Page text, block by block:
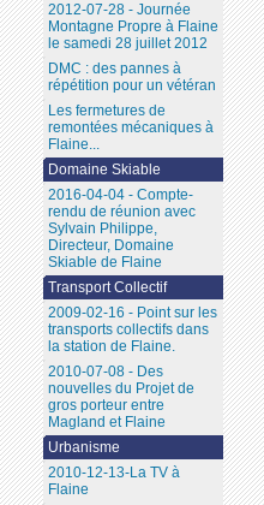
2012-07-28 - Journée
Montagne Propre à Flaine
le samedi 28 juillet 2012
DMC : des pannes à
répétition pour un vétéran
Les fermetures de
remontées mécaniques à
Flaine...
Domaine Skiable
2016-04-04 - Compte-
rendu de réunion avec
Sylvain Philippe,
Directeur, Domaine
Skiable de Flaine
Transport Collectif
2009-02-16 - Point sur les
transports collectifs dans
la station de Flaine.
2010-07-08 - Des
nouvelles du Projet de
gros porteur entre
Magland et Flaine
Urbanisme
2010-12-13-La TV à
Flaine